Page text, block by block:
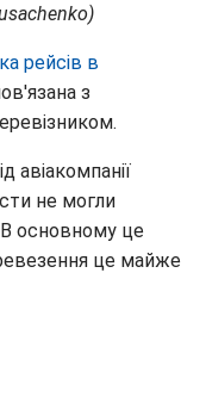
рейсів в
з
авіакомпанії
не могли
основному це
це майже